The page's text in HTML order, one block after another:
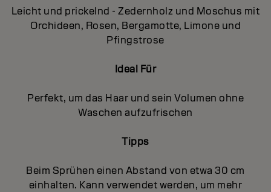
Leicht und prickelnd - Zedernholz und Moschus mit
Orchideen, Rosen, Bergamotte, Limone und
Pfingstrose
Ideal Für
Perfekt, um das Haar und sein Volumen ohne
Waschen aufzufrischen
Tipps
Beim Sprühen einen Abstand von etwa 30 cm
einhalten. Kann verwendet werden, um mehr